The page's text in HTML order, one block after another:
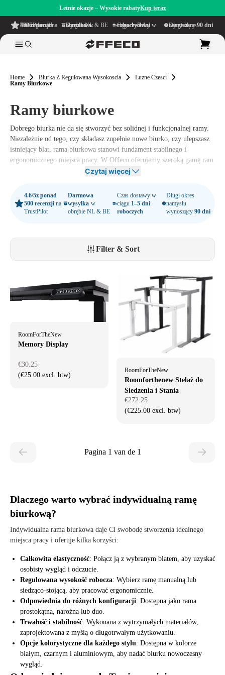
Letnie okazje – Wysokie rabatyKup teraz
4.6/5
z ponad 500 recenzji
na TrustPilot Darmowa wysyłka
w obrębie NL & BE Czas dostawy w ciągu
1–5 dni roboczych Długi okres namysłu wynoszący90 dni
Home Biurka Z Regulowana Wysokoscia
Luzne Czesci
Ramy Biurkowe
Ramy biurkowe
Dobrego biurka nie da się stworzyć bez solidnej i funkcjonalnej ramy.
Niezależnie od tego, czy składasz zupełnie nowe biurko, czy ulepszasz
istniejący blat, rama biurkowa stanowi fundament stabilnego i
ergonomicznego miejsca pracy. W Offeco oferujemy szeroką gamę ram
w różnych wzorach, dzięki czemu zawsze znajdziesz model, który
Czytaj więcej
4.6/5z ponad
500 recenzji na
TrustPilot
Darmowa
wysyłka w
obrębie NL & BE
Czas dostawy w
ciągu 1–5 dni
roboczych
Długi okres
namysłu
wynoszący90 dni
Filter & Sort
RoomForTheNew
Memory Display
€30.25
(€25.00 excl. btw)
RoomForTheNew
Roomforthenew Stelaż do
Siedzenia i Stania
€272.25
(€225.00 excl. btw)
Pagina 1 van de 1
Dlaczego warto wybrać indywidualną ramę
biurkową?
Indywidualna rama biurkowa daje Ci swobodę stworzenia idealnego
miejsca pracy i oferuje kilka korzyści:
Całkowita elastyczność: Połącz ją z wybranym blatem, aby uzyskać
osobisty wygląd i odczucie.
Regulowana wysokość robocza: Wybierz ramę manualną lub
siedząco-stojącą, aby pracować ergonomicznie.
Odpowiednia do różnych konfiguracji: Dostępna jako rama
prostokątna, narożna lub duo.
Trwałość i stabilność: Wykonana z wytrzymałych materiałów,
zaprojektowana z myślą o długotrwałym użytkowaniu.
Opcje kolorystyczne dla każdego stylu: Dostępna w kolorze
białym, czarnym i aluminiowym, aby nadać biurku nowoczesny
wygląd.